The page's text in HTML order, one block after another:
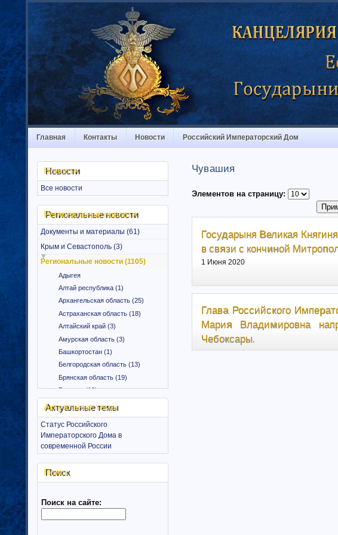
Главная Контакты Новости Российский Императорский Дом
Новости
Все новости
Региональные новости
Документы и материалы (61)
Крым и Севастополь (3)
Региональные новости (1105)
Адыгея
Алтай республика (1)
Архангельская область (25)
Астраханская область (18)
Алтайский край (3)
Амурская область (3)
Башкортостан (1)
Белгородская область (13)
Брянская область (19)
Бурятия (12)
Вологодская область (9)
Воронежская область (18)
Дагестан (1)
Еврейская автономная область
(1)
Забайкальский край (2)
Иркутская область (11)
Актуальные темы
Статус Российского
Императорского Дома в
современной России
Поиск
Поиск на сайте:
Чувашия
Элементов на страницу:
Государыня Великая
в связи с кончиной
1 Июня 2020
Глава Российского
Мария Владимировна
Чебоксары.